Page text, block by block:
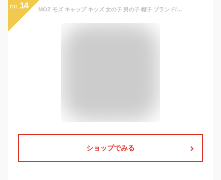
no. 14 MOZ モズ キャップ キッズ 女の子 男の子 帽子 ブランド/ ツイルキャップ /子供 子ども ローキャップ CAP ベースボールキャップ カジュアル かっこいい かわいい 可愛い おしゃれ アウトドア フェス 登山 キャンプ 無地 シンプル コットン 綿 ロゴ 刺繍 パステルカラー/ p
ショップでみる